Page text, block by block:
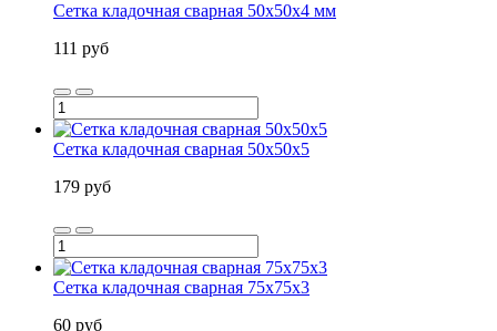
Сетка кладочная сварная 50х50х4 мм
111 руб
Сетка кладочная сварная 50х50х5
179 руб
Сетка кладочная сварная 75х75х3
60 руб